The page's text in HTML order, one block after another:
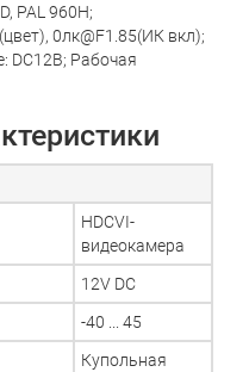
PAL 960H;
0лк@F1.85(ИК вкл);
DC12В; Рабочая
HDCVI-
видеокамера
12V DC
-40 ... 45
Купольная